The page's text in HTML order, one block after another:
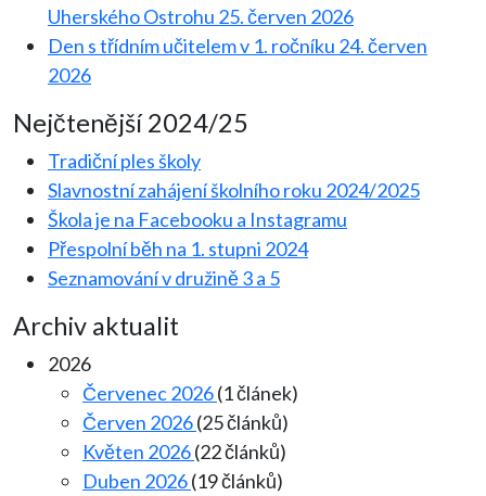
Uherského Ostrohu 25. červen 2026
Den s třídním učitelem v 1. ročníku 24. červen
2026
Nejčtenější 2024/25
Tradiční ples školy
Slavnostní zahájení školního roku 2024/2025
Škola je na Facebooku a Instagramu
Přespolní běh na 1. stupni 2024
Seznamování v družině 3 a 5
Archiv aktualit
2026
Červenec 2026(1 článek)
Červen 2026(25 článků)
Květen 2026(22 článků)
Duben 2026(19 článků)